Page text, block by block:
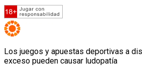
Los juegos y apuestas deportivas a
exceso pueden causar ludopatía